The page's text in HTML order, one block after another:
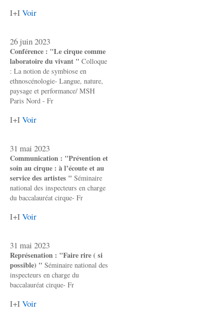
I+I Voir
26 juin 2023
Conférence : "Le cirque comme
laboratoire du vivant " Colloque
: La notion de symbiose en
ethnoscénologie- Langue, nature,
paysage et performance/ MSH
Paris Nord - Fr
I+I Voir
31 mai 2023
Communication : "Prévention et
soin au cirque : à l’écoute et au
service des artistes " Séminaire
national des inspecteurs en charge
du baccalauréat cirque- Fr
I+I Voir
31 mai 2023
Représenation : "Faire rire ( si
possible) " Séminaire national des
inspecteurs en charge du
baccalauréat cirque- Fr
I+I Voir